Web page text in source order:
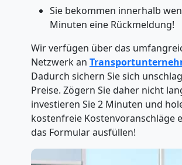
Sie bekommen innerhalb
Minuten eine Rückmeldung!
Wir verfügen über das
Netzwerk an
Dadurch sichern Sie sich
Preise. Zögern Sie daher nicht
investieren Sie 2 Minuten und
kostenfreie Kostenvoranschläge
das Formular ausfüllen!